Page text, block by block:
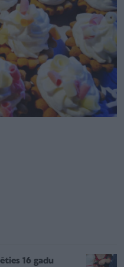
16 gadu